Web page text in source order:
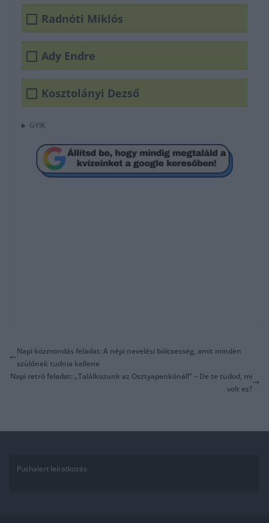
Radnóti Miklós
Ady Endre
Kosztolányi Dezső
GYIK
Napi közmondás feladat: A népi nevelési bölcsesség, amit minden
szülőnek tudnia kellene
Napi retró feladat: „Találkozunk az Osztyapenkónál!” – De te tudod, mi
volt ez?
Pushalert leíratkozás